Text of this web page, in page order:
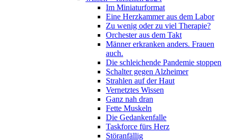
Im Miniaturformat
Eine Herzkammer aus dem Labor
Zu wenig oder zu viel Therapie?
Orchester aus dem Takt
Männer erkranken anders. Frauen
auch.
Die schleichende Pandemie stoppen
Schalter gegen Alzheimer
Strahlen auf der Haut
Vernetztes Wissen
Ganz nah dran
Fette Muskeln
Die Gedankenfalle
Taskforce fürs Herz
Störanfällig